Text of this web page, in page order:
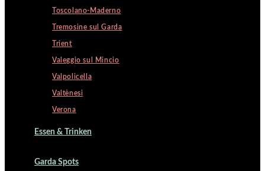
Toscolano-Maderno
Tremosine sul Garda
Trient
Valeggio sul Mincio
Valpolicella
Valtènesi
Verona
Essen & Trinken
Garda Spots